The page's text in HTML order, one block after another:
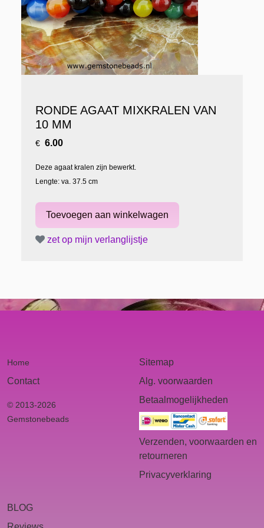
RONDE AGAAT MIXKRALEN VAN
10 MM
€ 6.00
Deze agaat kralen zijn bewerkt.
Lengte: va. 37.5 cm
zet op mijn verlanglijstje
Home
Contact
© 2013-2026
Gemstonebeads
Sitemap
Alg. voorwaarden
Betaalmogelijkheden
Verzenden, voorwaarden en
retourneren
Privacyverklaring
BLOG